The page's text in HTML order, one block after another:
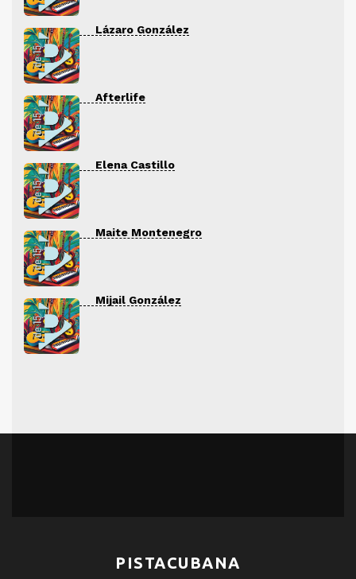
Lázaro González
Afterlife
Elena Castillo
Maite Montenegro
Mijail González
PISTACUBANA